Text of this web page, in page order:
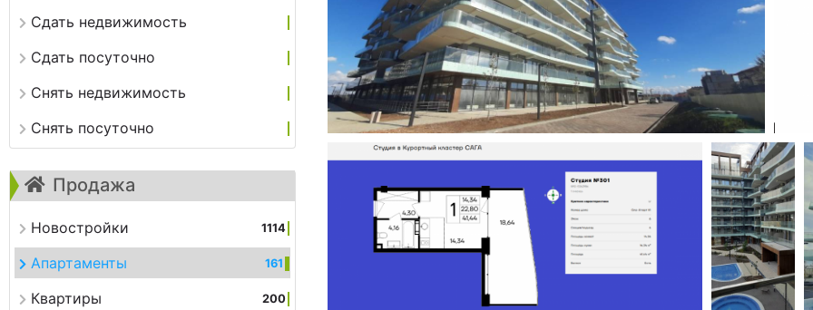
Сдать недвижимость
Сдать посуточно
Снять недвижимость
Снять посуточно
Продажа
Новостройки 1114
Апартаменты 161
Квартиры 200